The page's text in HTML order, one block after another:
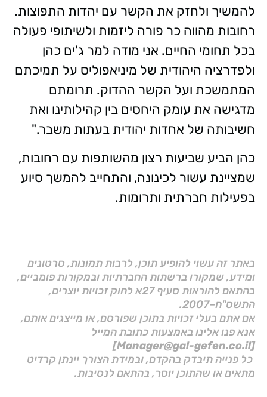
להמשיך ולחזק את הקשר עם יהדות התפוצות.
רחובות מהווה כר פורה ליזמות ולשיתופי פעולה
בכל תחומי החיים. אני מודה למר ג'ים כהן
ולפדרציה היהודית של מיניאפוליס על תמיכתם
המתמשכת ועל הקשר ההדוק. תרומתם
מדגישה את עומק היחסים בין קהילותינו ואת
חשיבותה של אחדות יהודית בעתות משבר."
כהן הביע שביעות רצון מהשותפות עם רחובות,
שמציינת עשור לכינונה, והתחייב להמשך סיוע
בפעילות חברתית ותרומות.
באתר זה עשוי להופיע תוכן, לרבות תמונות, סרטונים
ומידע, שמקורו ברשתות החברתיות ובמקורות פומביים,
בהתאם להוראות סעיף 27א לחוק זכויות יוצרים,
התשס"ח–2007.
אם אתם בעלי זכויות בתוכן שפורסם, או מייצגים אותם,
אנא פנו אלינו באמצעות כתובת המייל
[Manager@gal-gefen.co.il]
כל פנייה תיבדק בהקדם, ובמידת הצורך יינתן קרדיט
מתאים או שהתוכן יוסר, בהתאם לנסיבות.